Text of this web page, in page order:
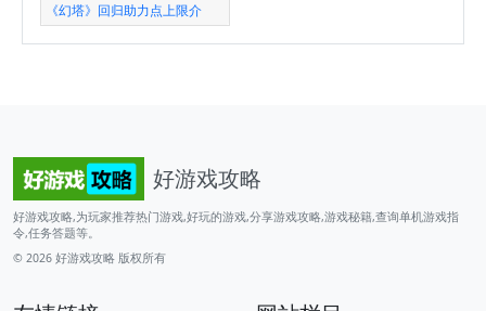
《幻塔》回归助力点上限介
好游戏攻略
好游戏攻略,为玩家推荐热门游戏,好玩的游戏,分享游戏攻略,游戏秘籍,查询单机游戏指
令,任务答题等。
© 2026 好游戏攻略 版权所有